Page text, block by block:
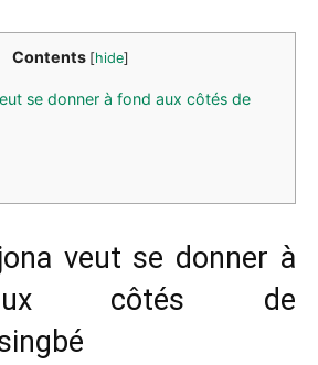
Contents [hide]
se donner à fond aux côtés de
veut se donner à
côtés de